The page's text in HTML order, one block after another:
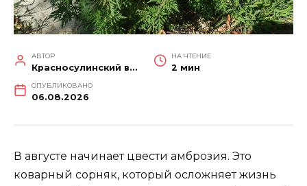
АВТОР
Красносулинский вестник
НА ЧТЕНИЕ
2 мин
ОПУБЛИКОВАНО
06.08.2026
В августе начинает цвести амброзия. Это
коварный сорняк, который осложняет жизнь